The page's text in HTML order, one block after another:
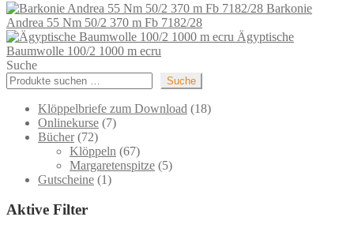
Barkonie
Andrea 55 Nm 50/2 370 m Fb 7182/28
Ägyptische
Baumwolle 100/2 1000 m ecru
Suche
Suche
Klöppelbriefe zum Download 1818
Onlinekurse 77
Bücher 7272
Produkte
Klöppeln 6767
Produkte
Margaretenspitze 55
Gutscheine 11
Aktive Filter